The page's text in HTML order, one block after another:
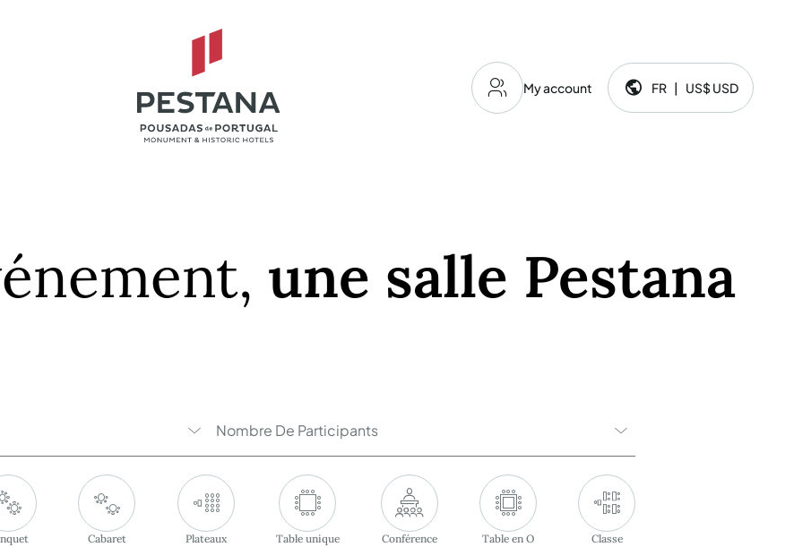
My account Langue et devise:
FR | US$USD
une salle Pestana
Nombre De Participants
Cabaret Plateaux Table unique Conférence Table en O Classe